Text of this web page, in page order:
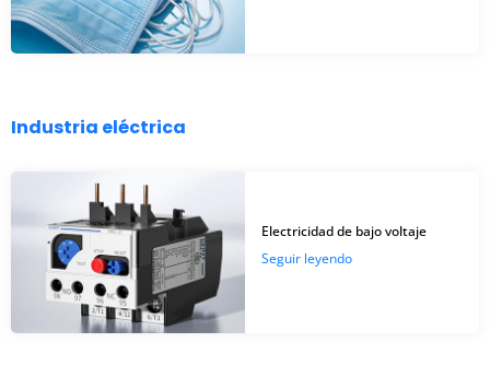
Industria eléctrica
Electricidad de bajo voltaje
Seguir leyendo